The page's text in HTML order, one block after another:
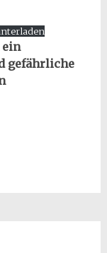
gefährliche